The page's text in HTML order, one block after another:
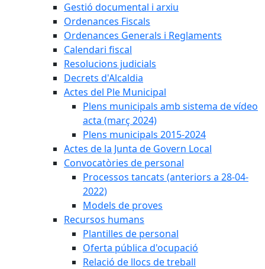
Gestió documental i arxiu
Ordenances Fiscals
Ordenances Generals i Reglaments
Calendari fiscal
Resolucions judicials
Decrets d'Alcaldia
Actes del Ple Municipal
Plens municipals amb sistema de vídeo
acta (març 2024)
Plens municipals 2015-2024
Actes de la Junta de Govern Local
Convocatòries de personal
Processos tancats (anteriors a 28-04-
2022)
Models de proves
Recursos humans
Plantilles de personal
Oferta pública d'ocupació
Relació de llocs de treball